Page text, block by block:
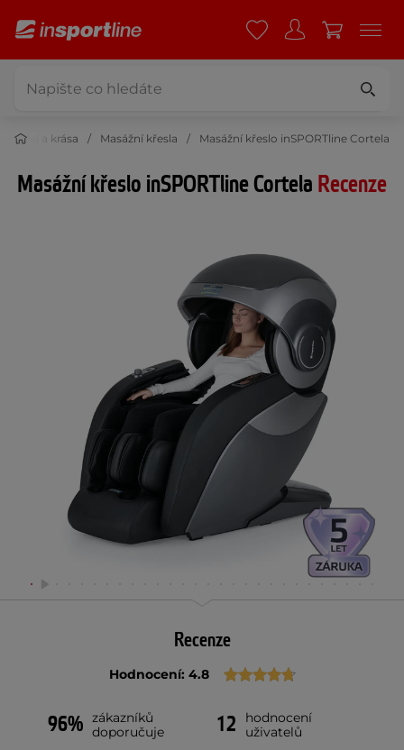
Zdraví a krása Masážní křesla Masážní křeslo inSPORTline Cortela
Masážní křeslo inSPORTline Cortela Recenze
Recenze
Hodnocení: 4.8
96% zákazníků
doporučuje
12
hodnocení
uživatelů